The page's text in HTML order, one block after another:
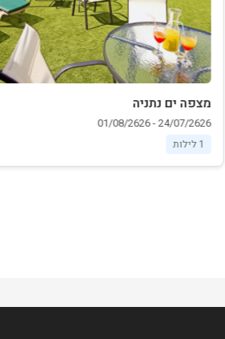
מצפה ים נתניה
24/07/2626 - 01/08/2626
1 לילות